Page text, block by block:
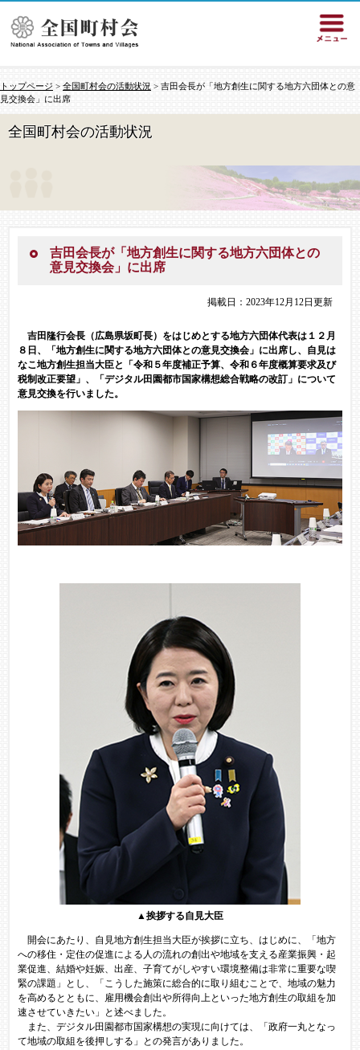
トップページ > 全国町村会の活動状況 > 吉田会長が「地方創生に関する地方六団体との意
見交換会」に出席
全国町村会の活動状況
吉田会長が「地方創生に関する地方六団体との
意見交換会」に出席
掲載日：2023年12月12日更新
吉田隆行会長（広島県坂町長）をはじめとする地方六団体代表は１２月
８日、「地方創生に関する地方六団体との意見交換会」に出席し、自見は
なこ地方創生担当大臣と「令和５年度補正予算、令和６年度概算要求及び
税制改正要望」、「デジタル田園都市国家構想総合戦略の改訂」について
意見交換を行いました。
▲挨拶する自見大臣
開会にあたり、自見地方創生担当大臣が挨拶に立ち、はじめに、「地方
への移住・定住の促進による人の流れの創出や地域を支える産業振興・起
業促進、結婚や妊娠、出産、子育てがしやすい環境整備は非常に重要な喫
緊の課題」とし、「こうした施策に総合的に取り組むことで、地域の魅力
を高めるとともに、雇用機会創出や所得向上といった地方創生の取組を加
速させていきたい」と述べました。
また、デジタル田園都市国家構想の実現に向けては、「政府一丸となっ
て地域の取組を後押しする」との発言がありました。